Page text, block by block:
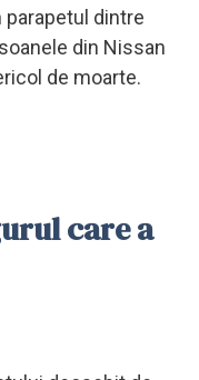
parapetul dintre
din Nissan
de moarte.
care a